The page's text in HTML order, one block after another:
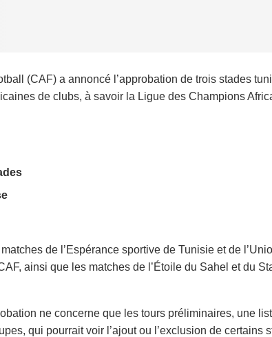
(CAF) a annoncé l’approbation de trois stades
de clubs, à savoir la Ligue des Champions
de l’Espérance sportive de Tunisie et de
ainsi que les matches de l’Étoile du Sahel et du
ne concerne que les tours préliminaires, une
qui pourrait voir l’ajout ou l’exclusion de certains